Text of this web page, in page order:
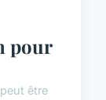
pour
être